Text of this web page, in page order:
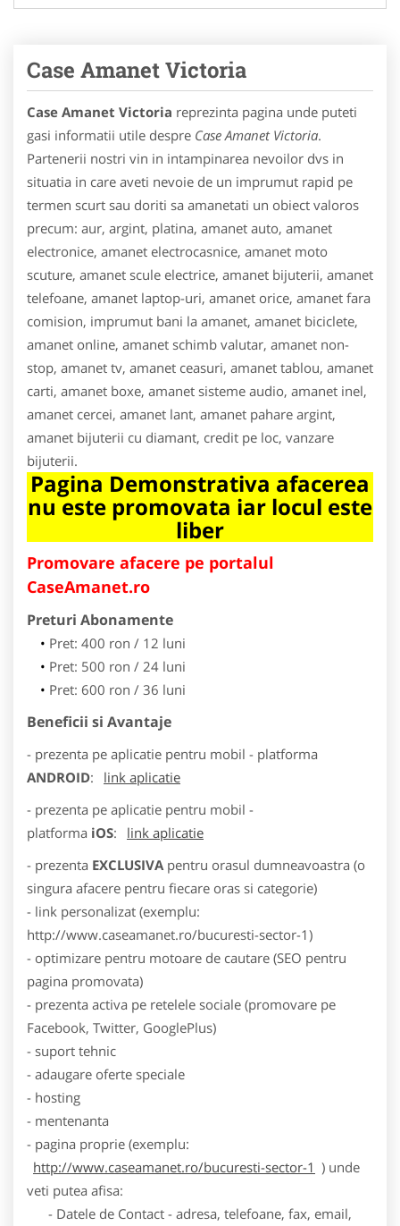
Case Amanet Victoria
Case Amanet Victoria reprezinta pagina unde puteti
gasi informatii utile despre Case Amanet Victoria.
Partenerii nostri vin in intampinarea nevoilor dvs in
situatia in care aveti nevoie de un imprumut rapid pe
termen scurt sau doriti sa amanetati un obiect valoros
precum: aur, argint, platina, amanet auto, amanet
electronice, amanet electrocasnice, amanet moto
scuture, amanet scule electrice, amanet bijuterii, amanet
telefoane, amanet laptop-uri, amanet orice, amanet fara
comision, imprumut bani la amanet, amanet biciclete,
amanet online, amanet schimb valutar, amanet non-
stop, amanet tv, amanet ceasuri, amanet tablou, amanet
carti, amanet boxe, amanet sisteme audio, amanet inel,
amanet cercei, amanet lant, amanet pahare argint,
amanet bijuterii cu diamant, credit pe loc, vanzare
bijuterii.
Pagina Demonstrativa afacerea
nu este promovata iar locul este
liber
Promovare afacere pe portalul
CaseAmanet.ro
Preturi Abonamente
Pret: 400 ron / 12 luni
Pret: 500 ron / 24 luni
Pret: 600 ron / 36 luni
Beneficii si Avantaje
- prezenta pe aplicatie pentru mobil - platforma
ANDROID:
link aplicatie
- prezenta pe aplicatie pentru mobil -
platforma iOS:
link aplicatie
- prezenta EXCLUSIVA pentru orasul dumneavoastra (o
singura afacere pentru fiecare oras si categorie)
- link personalizat (exemplu:
http://www.caseamanet.ro/bucuresti-sector-1)
- optimizare pentru motoare de cautare (SEO pentru
pagina promovata)
- prezenta activa pe retelele sociale (promovare pe
Facebook, Twitter, GooglePlus)
- suport tehnic
- adaugare oferte speciale
- hosting
- mentenanta
- pagina proprie (exemplu:
http://www.caseamanet.ro/bucuresti-sector-1 ) unde
veti putea afisa:
- Datele de Contact - adresa, telefoane, fax, email,